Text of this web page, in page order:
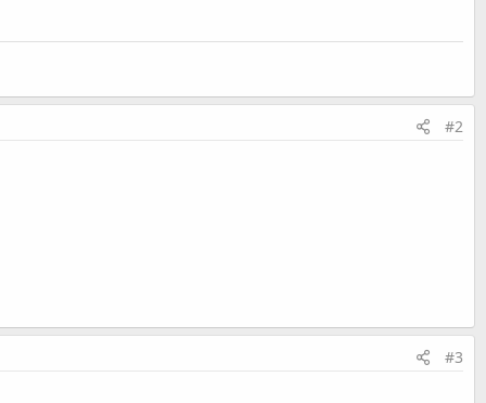
#2
#3